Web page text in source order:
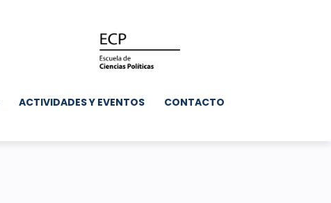
ACTIVIDADES Y EVENTOS CONTACTO